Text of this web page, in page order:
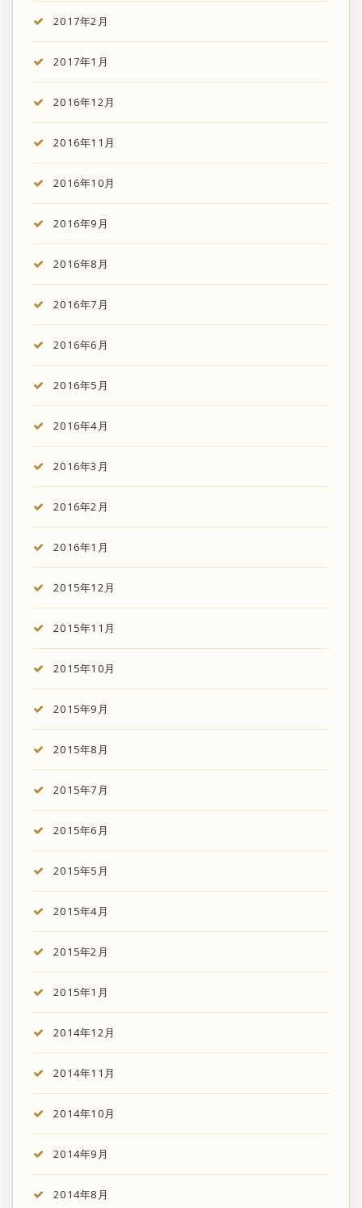
2017年2月
2017年1月
2016年12月
2016年11月
2016年10月
2016年9月
2016年8月
2016年7月
2016年6月
2016年5月
2016年4月
2016年3月
2016年2月
2016年1月
2015年12月
2015年11月
2015年10月
2015年9月
2015年8月
2015年7月
2015年6月
2015年5月
2015年4月
2015年2月
2015年1月
2014年12月
2014年11月
2014年10月
2014年9月
2014年8月